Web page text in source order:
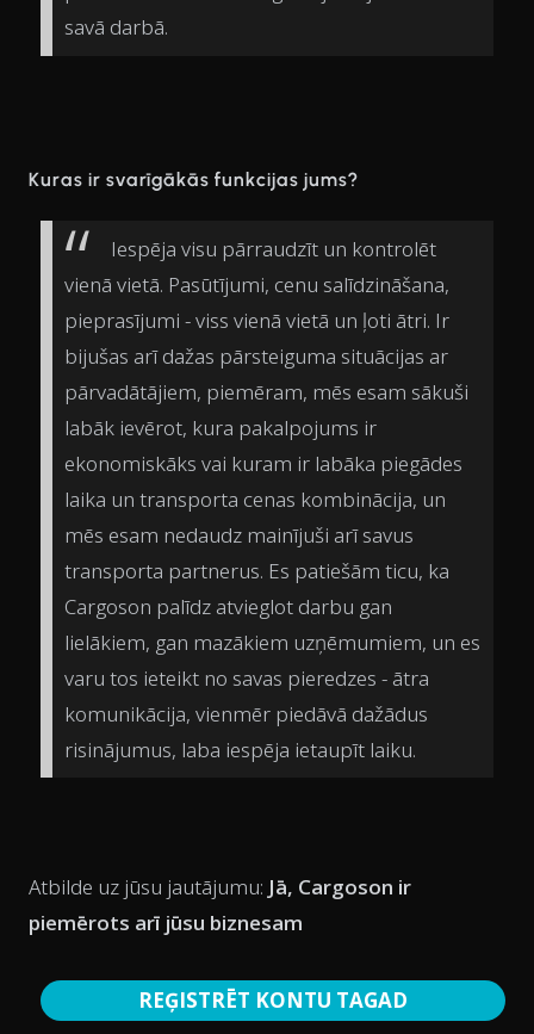
savā darbā.
Kuras ir svarīgākās funkcijas jums?
Iespēja visu pārraudzīt un kontrolēt
vienā vietā. Pasūtījumi, cenu salīdzināšana,
pieprasījumi - viss vienā vietā un ļoti ātri. Ir
bijušas arī dažas pārsteiguma situācijas ar
pārvadātājiem, piemēram, mēs esam sākuši
labāk ievērot, kura pakalpojums ir
ekonomiskāks vai kuram ir labāka piegādes
laika un transporta cenas kombinācija, un
mēs esam nedaudz mainījuši arī savus
transporta partnerus. Es patiešām ticu, ka
Cargoson palīdz atvieglot darbu gan
lielākiem, gan mazākiem uzņēmumiem, un es
varu tos ieteikt no savas pieredzes - ātra
komunikācija, vienmēr piedāvā dažādus
risinājumus, laba iespēja ietaupīt laiku.
Atbilde uz jūsu jautājumu: Jā, Cargoson ir
piemērots arī jūsu biznesam
REĢISTRĒT KONTU TAGAD